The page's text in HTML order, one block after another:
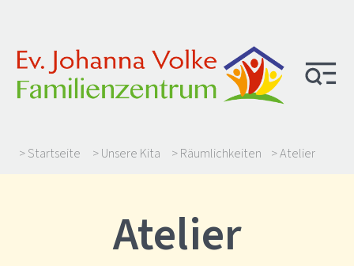
> Startseite > Unsere Kita > Räumlichkeiten > Atelier
Atelier